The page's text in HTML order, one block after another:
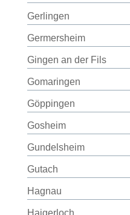
Gerlingen
Germersheim
Gingen an der Fils
Gomaringen
Göppingen
Gosheim
Gundelsheim
Gutach
Hagnau
Haigerloch